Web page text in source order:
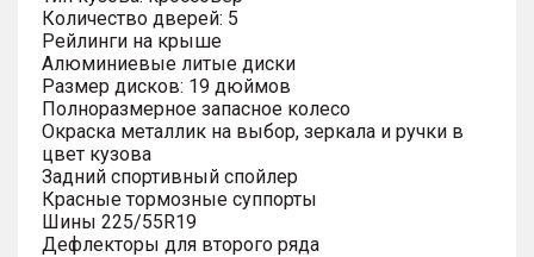
Количество дверей: 5
Рейлинги на крыше
Алюминиевые литые диски
Размер дисков: 19 дюймов
Полноразмерное запасное колесо
Окраска металлик на выбор, зеркала и ручки в
цвет кузова
Задний спортивный спойлер
Красные тормозные суппорты
Шины 225/55R19
Дефлекторы для второго ряда